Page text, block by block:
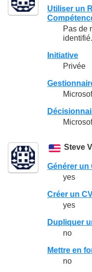
Utiliser un
Pas de
identifié.
Initiative
Privée
Steve
Générer un
yes
Créer un
yes
Dupliquer
no
Mettre en
no